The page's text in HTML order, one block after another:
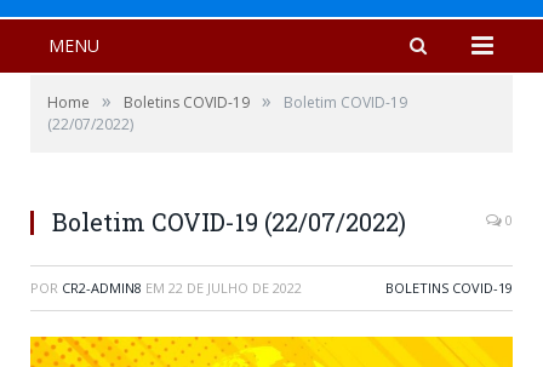
MENU
Home » Boletins COVID-19 »
Boletim COVID-19
(22/07/2022)
Boletim COVID-19 (22/07/2022) 0
POR CR2-ADMIN8 EM 22 DE JULHO DE 2022 BOLETINS COVID-19